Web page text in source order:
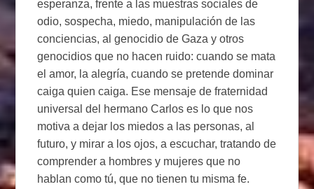
esperanza, frente a las muestras sociales de
odio, sospecha, miedo, manipulación de las
conciencias, al genocidio de Gaza y otros
genocidios que no hacen ruido: cuando se mata
el amor, la alegría, cuando se pretende dominar
caiga quien caiga. Ese mensaje de fraternidad
universal del hermano Carlos es lo que nos
motiva a dejar los miedos a las personas, al
futuro, y mirar a los ojos, a escuchar, tratando de
comprender a hombres y mujeres que no
hablan como tú, que no tienen tu misma fe.